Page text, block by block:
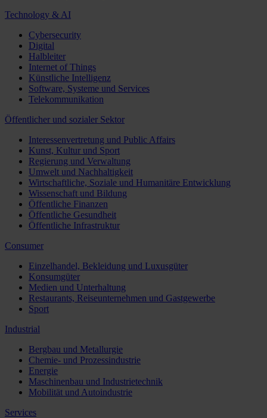
Technology & AI
Cybersecurity
Digital
Halbleiter
Internet of Things
Künstliche Intelligenz
Software, Systeme und Services
Telekommunikation
Öffentlicher und sozialer Sektor
Interessenvertretung und Public Affairs
Kunst, Kultur und Sport
Regierung und Verwaltung
Umwelt und Nachhaltigkeit
Wirtschaftliche, Soziale und Humanitäre Entwicklung
Wissenschaft und Bildung
Öffentliche Finanzen
Öffentliche Gesundheit
Öffentliche Infrastruktur
Consumer
Einzelhandel, Bekleidung und Luxusgüter
Konsumgüter
Medien und Unterhaltung
Restaurants, Reiseunternehmen und Gastgewerbe
Sport
Industrial
Bergbau und Metallurgie
Chemie- und Prozessindustrie
Energie
Maschinenbau und Industrietechnik
Mobilität und Autoindustrie
Services